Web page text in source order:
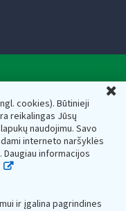
cookies). Būtinieji
reikalingas Jūsų
naudojimu. Savo
interneto naršyklės
informacijos
ir įgalina pagrindines
188659752,
Lietuva, el.paštas:
prie Lietuvos
Juridinių